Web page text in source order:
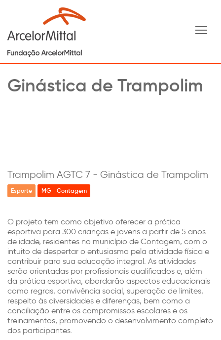
Ginástica de Trampolim
Trampolim AGTC 7 - Ginástica de Trampolim
Esporte MG - Contagem
O projeto tem como objetivo oferecer a prática
esportiva para 300 crianças e jovens a partir de 5 anos
de idade, residentes no município de Contagem, com o
intuito de despertar o entusiasmo pela atividade física e
contribuir para sua educação integral. As atividades
serão orientadas por profissionais qualificados e, além
da prática esportiva, abordarão aspectos educacionais
como regras, convivência social, superação de limites,
respeito às diversidades e diferenças, bem como a
conciliação entre os compromissos escolares e os
treinamentos, promovendo o desenvolvimento completo
dos participantes.